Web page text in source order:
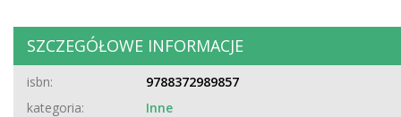
SZCZEGÓŁOWE INFORMACJE
isbn:
9788372989857
kategoria:
Inne